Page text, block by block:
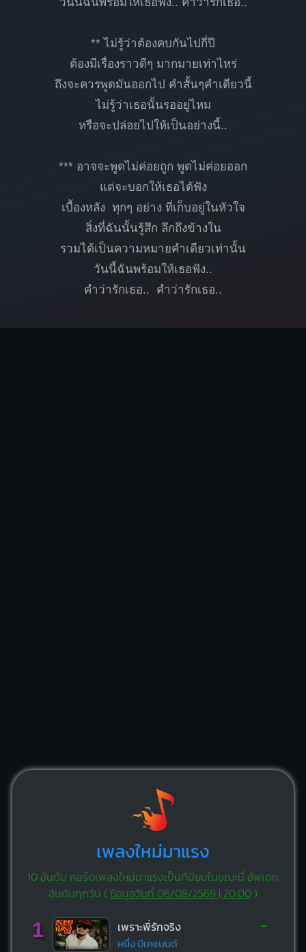
** ไม่รู้ว่าต้องคบกันไปกี่ปี
ต้องมีเรื่องราวดีๆ มากมายเท่าไหร่
ถึงจะควรพูดมันออกไป คำสั้นๆคำเดียวนี้
ไม่รู้ว่าเธอนั้นรออยู่ไหม
หรือจะปล่อยไปให้เป็นอย่างนี้..
*** อาจจะพูดไม่ค่อยถูก พูดไม่ค่อยออก
แต่จะบอกให้เธอได้ฟัง
เบื้องหลัง ทุกๆ อย่าง ที่เก็บอยู่ในหัวใจ
สิ่งที่ฉันนั้นรู้สึก ลึกถึงข้างใน
รวมได้เป็นความหมายคำเดียวเท่านั้น
วันนี้ฉันพร้อมให้เธอฟัง..
คำว่ารักเธอ.. คำว่ารักเธอ..
เพลงใหม่มาแรง
10 อันดับ คอร์ดเพลงใหม่มาแรงเป็นที่นิยมในขณะนี้ อัพเดท
อันดับทุกวัน ( ข้อมูลวันที่ 06/08/2569 | 20:00)
1 เพราะพี่รักจริง
หนึ่ง บีเคแบนด์
-